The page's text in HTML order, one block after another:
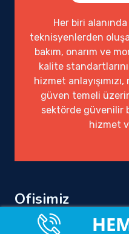
Her biri
teknisyenlerden
bakım, onarım ve
kalite
hizmet
güven temeli
sektörde güvenilir
hizmet
Ofisimiz